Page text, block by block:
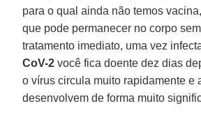
para o qual ainda não temos
que pode permanecer no corpo
tratamento imediato, uma vez
CoV-2 você fica doente dez dias
o vírus circula muito rapidamente e
desenvolvem de forma muito